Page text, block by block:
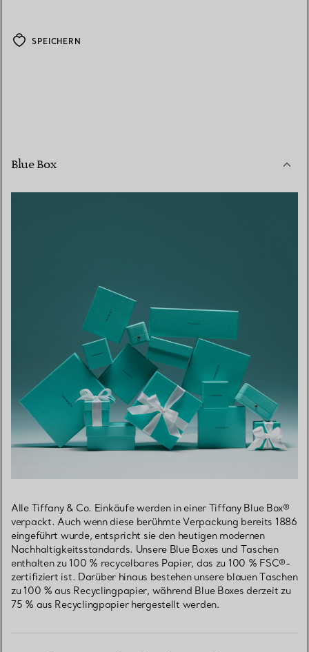
SPEICHERN
Blue Box
Alle Tiffany & Co. Einkäufe werden in einer Tiffany Blue Box®
verpackt. Auch wenn diese berühmte Verpackung bereits 1886
eingeführt wurde, entspricht sie den heutigen modernen
Nachhaltigkeitsstandards. Unsere Blue Boxes und Taschen
enthalten zu 100 % recycelbares Papier, das zu 100 % FSC®-
zertifiziert ist. Darüber hinaus bestehen unsere blauen Taschen
zu 100 % aus Recyclingpapier, während Blue Boxes derzeit zu
75 % aus Recyclingpapier hergestellt werden.